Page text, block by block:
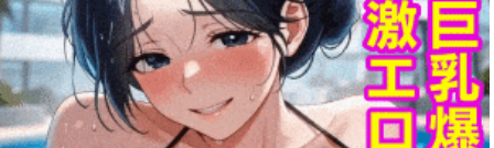
ても止まらない事態に
Powered by livedoor 相互RSS